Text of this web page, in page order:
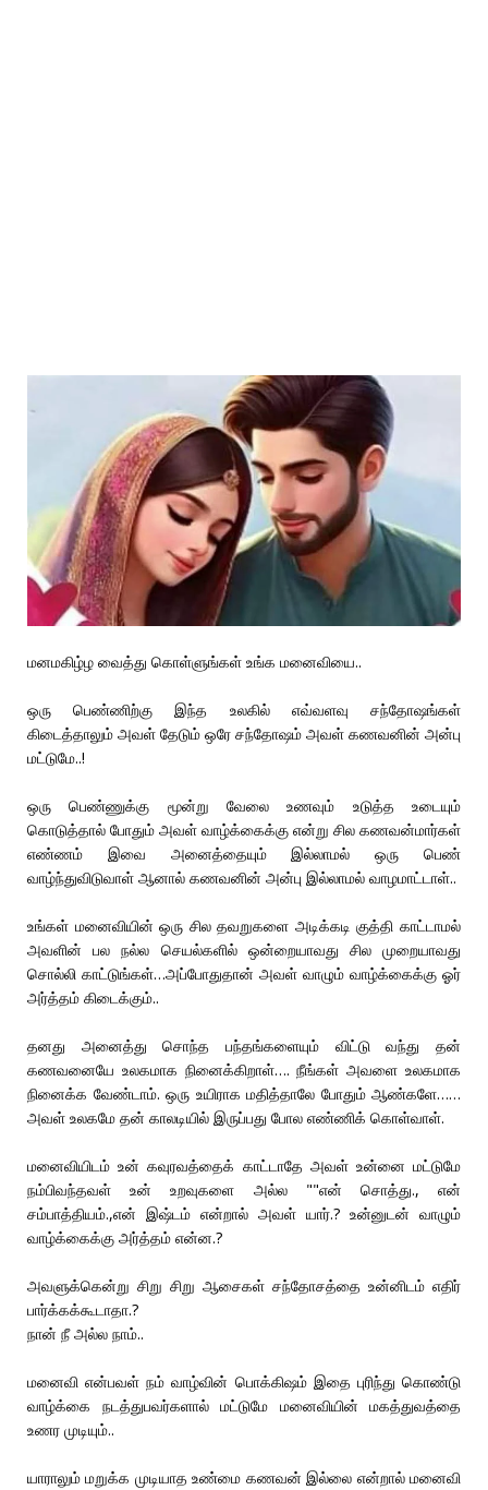
மனமகிழ்ழ வைத்து கொள்ளுங்கள் உங்க மனைவியை..
ஒரு பெண்ணிற்கு இந்த உலகில் எவ்வளவு சந்தோஷங்கள்
கிடைத்தாலும் அவள் தேடும் ஒரே சந்தோஷம் அவள் கணவனின் அன்பு
மட்டுமே..!
ஒரு பெண்ணுக்கு மூன்று வேலை உணவும் உடுத்த உடையும்
கொடுத்தால் போதும் அவள் வாழ்க்கைக்கு என்று சில கணவன்மார்கள்
எண்ணம் இவை அனைத்தையும் இல்லாமல் ஒரு பெண்
வாழ்ந்துவிடுவாள் ஆனால் கணவனின் அன்பு இல்லாமல் வாழமாட்டாள்..
உங்கள் மனைவியின் ஒரு சில தவறுகளை அடிக்கடி குத்தி காட்டாமல்
அவளின் பல நல்ல செயல்களில் ஒன்றையாவது சில முறையாவது
சொல்லி காட்டுங்கள்…அப்போதுதான் அவள் வாழும் வாழ்க்கைக்கு ஓர்
அர்த்தம் கிடைக்கும்..
தனது அனைத்து சொந்த பந்தங்களையும் விட்டு வந்து தன்
கணவனையே உலகமாக நினைக்கிறாள்…. நீங்கள் அவளை உலகமாக
நினைக்க வேண்டாம். ஒரு உயிராக மதித்தாலே போதும் ஆண்களே……
அவள் உலகமே தன் காலடியில் இருப்பது போல எண்ணிக் கொள்வாள்.
மனைவியிடம் உன் கவுரவத்தைக் காட்டாதே அவள் உன்னை மட்டுமே
நம்பிவந்தவள் உன் உறவுகளை அல்ல ""என் சொத்து., என்
சம்பாத்தியம்.,என் இஷ்டம் என்றால் அவள் யார்.? உன்னுடன் வாழும்
வாழ்க்கைக்கு அர்த்தம் என்ன.?
அவளுக்கென்று சிறு சிறு ஆசைகள் சந்தோசத்தை உன்னிடம் எதிர்
பார்க்கக்கூடாதா.?
நான் நீ அல்ல நாம்..
மனைவி என்பவள் நம் வாழ்வின் பொக்கிஷம் இதை புரிந்து கொண்டு
வாழ்க்கை நடத்துபவர்களால் மட்டுமே மனைவியின் மகத்துவத்தை
உணர முடியும்..
யாராலும் மறுக்க முடியாத உண்மை கணவன் இல்லை என்றால் மனைவி